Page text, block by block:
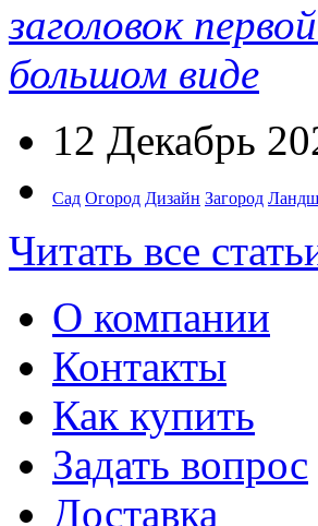
заголовок
большом виде
12 Декабрь
Сад Огород Дизайн Загород
Читать все
О компании
Контакты
Как купить
Задать вопрос
Доставка